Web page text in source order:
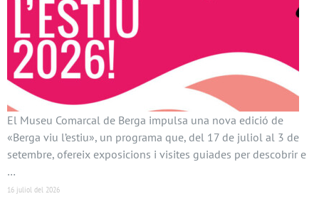
El Museu Comarcal de Berga impulsa una nova edició de
«Berga viu l’estiu», un programa que, del 17 de juliol al 3 de
setembre, ofereix exposicions i visites guiades per descobrir e
…
16 juliol del 2026